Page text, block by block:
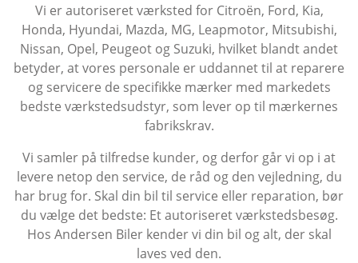
Vi er autoriseret værksted for Citroën, Ford, Kia,
Honda, Hyundai, Mazda, MG, Leapmotor, Mitsubishi,
Nissan, Opel, Peugeot og Suzuki, hvilket blandt andet
betyder, at vores personale er uddannet til at reparere
og servicere de specifikke mærker med markedets
bedste værkstedsudstyr, som lever op til mærkernes
fabrikskrav.
Vi samler på tilfredse kunder, og derfor går vi op i at
levere netop den service, de råd og den vejledning, du
har brug for. Skal din bil til service eller reparation, bør
du vælge det bedste: Et autoriseret værkstedsbesøg.
Hos Andersen Biler kender vi din bil og alt, der skal
laves ved den.